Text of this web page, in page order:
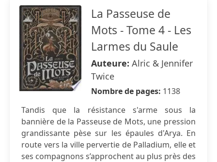
La Passeuse de
Mots - Tome 4 - Les
Larmes du Saule
Auteure: Alric & Jennifer
Twice
Nombre de pages: 1138
Tandis que la résistance s'arme sous la
bannière de la Passeuse de Mots, une pression
grandissante pèse sur les épaules d'Arya. En
route vers la ville pervertie de Palladium, elle et
ses compagnons s’approchent au plus près des